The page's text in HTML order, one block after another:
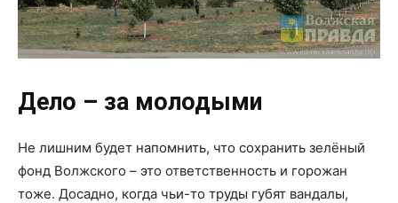
Дело – за молодыми
Не лишним будет напомнить, что сохранить зелёный
фонд Волжского – это ответственность и горожан
тоже. Досадно, когда чьи-то труды губят вандалы,